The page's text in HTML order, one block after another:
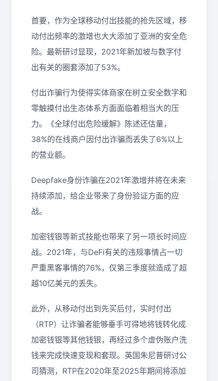
首要，作为全球移动付出技能的抢先区域，移
动付出频率的激增也大大添加了亚洲的安全危
险。最新研讨显现，2021年新加坡与数字付
出有关的圈套添加了53%。
付出诈骗行为使得实体商家在树立安全数字和
零触摸付出生态体系方面面临着相当大的压
力。《全球付出危险缓解》陈述还估量，
38%的在线商户因付出诈骗而丢失了6%以上
的营业额。
Deepfake身份诈骗在2021年激增并将在未来
持续添加，给企业带来了身份验证方面的应
战。
加密钱银等新式技能也带来了另一项长时间应
战。2021年，与DeFi有关的违规事情占一切
严重黑客事情的76%，仅第三季度就造成了超
越10亿美元的丢失。
此外，从移动付出到先买后付，实时付出
（RTP）让诈骗者能够垂手可得地将钱转化成
加密钱银等其他钱银，再经过多个虚伪账户洗
钱来完成快速变现和套现。英国朱尼普研讨公
司猜测，RTP在2020年至2025年期间将添加